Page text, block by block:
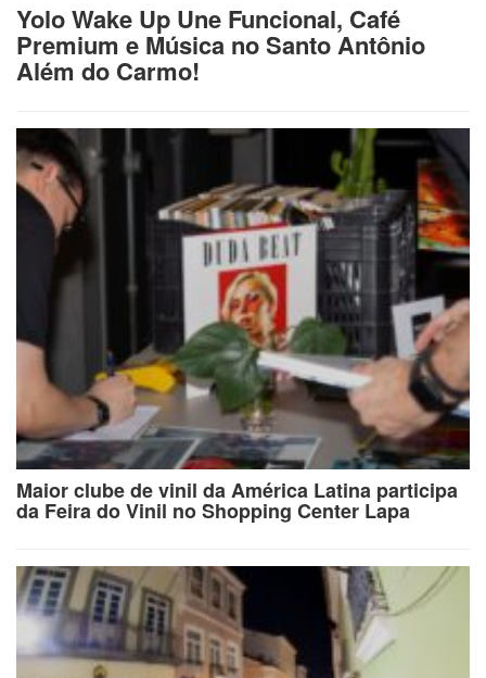
Yolo Wake Up Une Funcional, Café
Premium e Música no Santo Antônio
Além do Carmo!
Maior clube de vinil da América Latina participa
da Feira do Vinil no Shopping Center Lapa